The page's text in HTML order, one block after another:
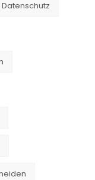
Datenschutz